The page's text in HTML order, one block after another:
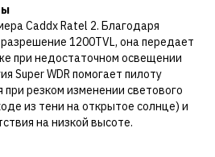
Caddx Ratel 2. Благодаря
1200TVL, она передает
при недостаточном освещении
Super WDR помогает пилоту
резком изменении светового
из тени на открытое солнце) и
на низкой высоте.